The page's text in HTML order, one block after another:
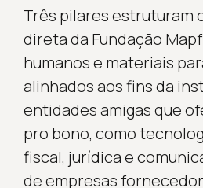
Três pilares estruturam
direta da Fundação
humanos e materiais
alinhados aos fins da
entidades amigas que
pro bono, como
fiscal, jurídica e
de empresas